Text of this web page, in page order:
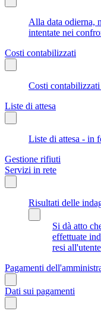
Alla data odierna,
intentate nei
Costi contabilizzati
Costi
Liste di attesa
Liste di attesa - in
Gestione rifiuti
Servizi in rete
Risultati delle
Si dà atto
effettuate
resi all'utente
Pagamenti
Dati sui pagamenti